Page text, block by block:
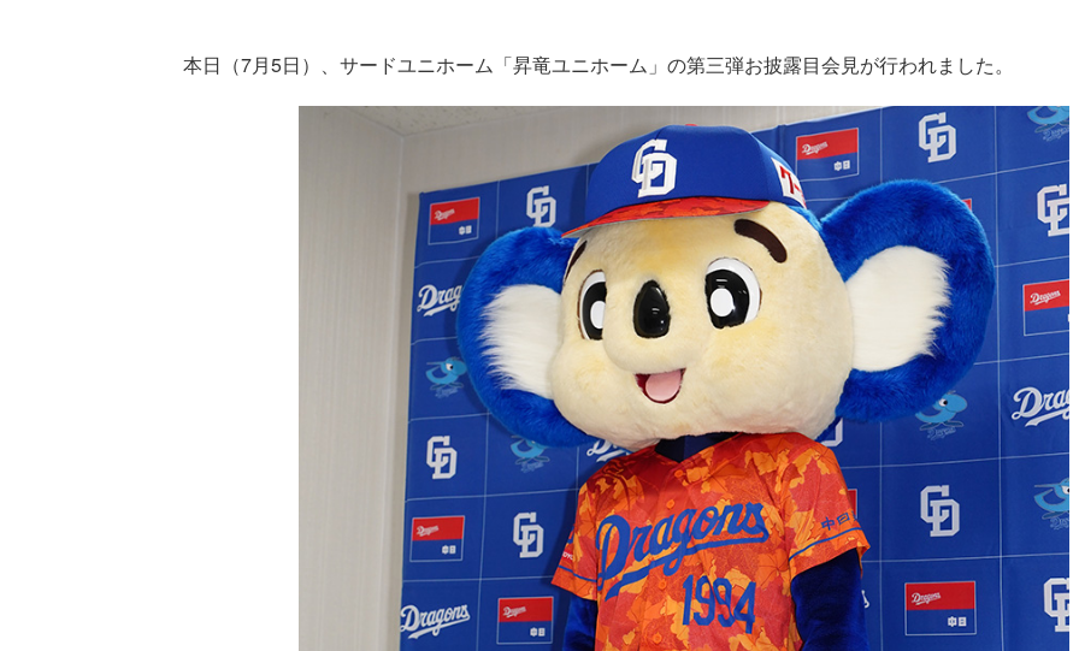
本日（7月5日）、サードユニホーム「昇竜ユニホーム」の第三弾お披露目会見が行われました。